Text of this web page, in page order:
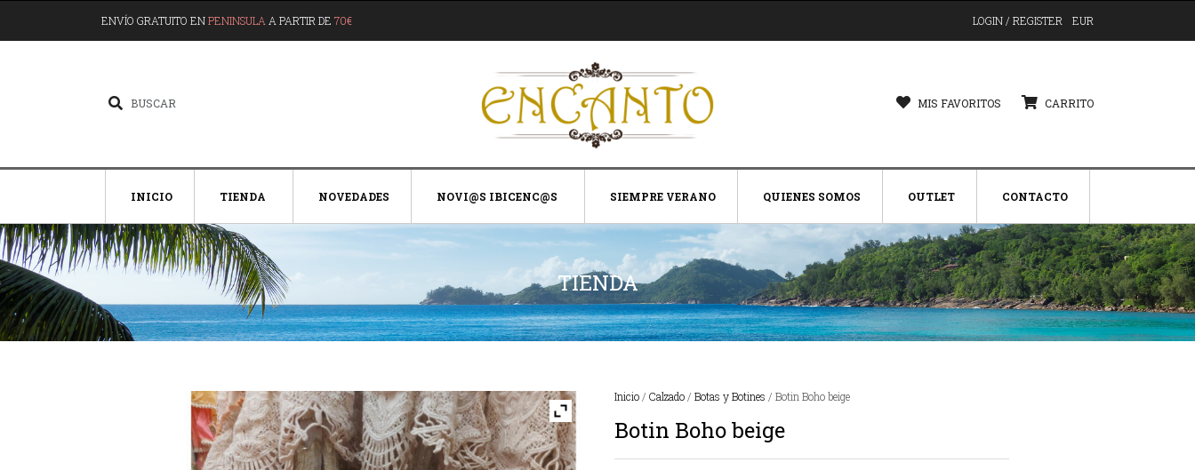
ENVÍO GRATUITO ENPENINSULA A PARTIR DE 70€ LOGIN / REGISTER EUR
MIS FAVORITOS CARRITO
INICIO TIENDA NOVEDADES NOVI@S IBICENC@S SIEMPRE VERANO QUIENES SOMOS OUTLET CONTACTO
TIENDA
Inicio/ Calzado/ Botas y Botines / Botin Boho beige
Botin Boho beige